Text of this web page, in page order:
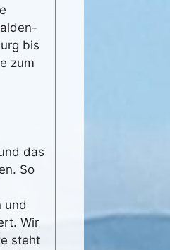
bis
zum
das
So
und
Wir
steht